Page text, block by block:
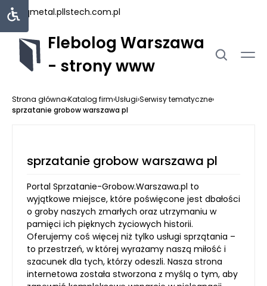
uniqmetal.pllstech.com.pl
Flebolog Warszawa
- strony www
Strona główna›Katalog firm›Usługi›Serwisy tematyczne›
sprzatanie grobow warszawa pl
sprzatanie grobow warszawa pl
Portal Sprzatanie-Grobow.Warszawa.pl to
wyjątkowe miejsce, które poświęcone jest dbałości
o groby naszych zmarłych oraz utrzymaniu w
pamięci ich pięknych życiowych historii.
Oferujemy coś więcej niż tylko usługi sprzątania –
to przestrzeń, w której wyrażamy naszą miłość i
szacunek dla tych, którzy odeszli. Nasza strona
internetowa została stworzona z myślą o tym, aby